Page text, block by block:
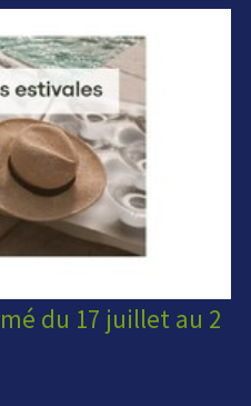
du 17 juillet au 2